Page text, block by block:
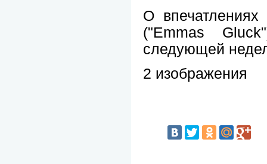
О
("Emmas
следующей
2 изображения